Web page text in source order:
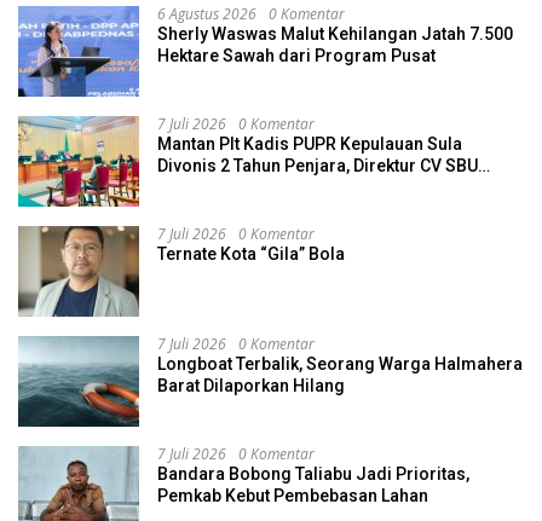
6 Agustus 2026 0 Komentar
Sherly Waswas Malut Kehilangan Jatah 7.500
Hektare Sawah dari Program Pusat
7 Juli 2026 0 Komentar
Mantan Plt Kadis PUPR Kepulauan Sula
Divonis 2 Tahun Penjara, Direktur CV SBU
7 Juli 2026 0 Komentar
Ternate Kota “Gila” Bola
7 Juli 2026 0 Komentar
Longboat Terbalik, Seorang Warga Halmahera
Barat Dilaporkan Hilang
7 Juli 2026 0 Komentar
Bandara Bobong Taliabu Jadi Prioritas,
Pemkab Kebut Pembebasan Lahan